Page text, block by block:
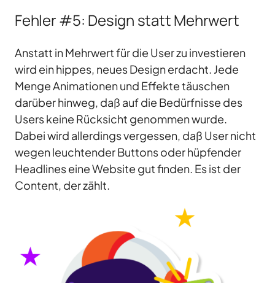
Fehler #5: Design statt Mehrwert
Anstatt in Mehrwert für die User zu investieren
wird ein hippes, neues Design erdacht. Jede
Menge Animationen und Effekte täuschen
darüber hinweg, daß auf die Bedürfnisse des
Users keine Rücksicht genommen wurde.
Dabei wird allerdings vergessen, daß User nicht
wegen leuchtender Buttons oder hüpfender
Headlines eine Website gut finden. Es ist der
Content, der zählt.